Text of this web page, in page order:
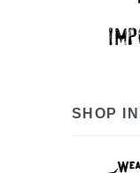
SHOP